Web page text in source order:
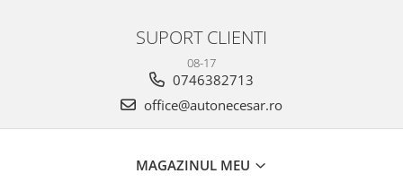
SUPORT CLIENTI
08-17
0746382713
office@autonecesar.ro
MAGAZINUL MEU